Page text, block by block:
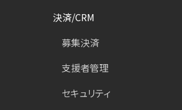
決済/CRM
募集決済
支援者管理
セキュリティ